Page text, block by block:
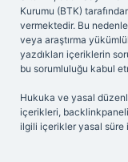
Kurumu (BTK)
vermektedir. Bu
veya araştırma
yazdıkları içeriklerin
bu sorumluluğu kabul
Hukuka ve yasal
içerikleri,
ilgili içerikler yasal süre